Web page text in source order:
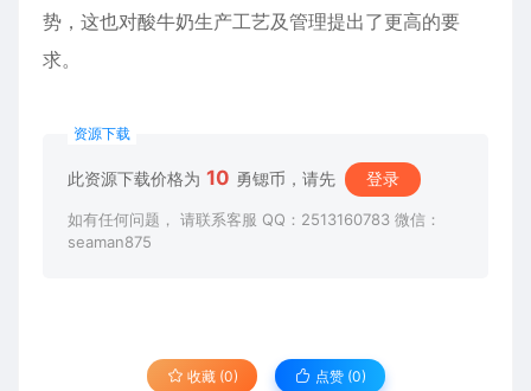
势，这也对酸牛奶生产工艺及管理提出了更高的要
求。
资源下载
此资源下载价格为 10 勇锶币，请先 登录
如有任何问题， 请联系客服 QQ：2513160783 微信：
seaman875
收藏 (0) 点赞 (0)